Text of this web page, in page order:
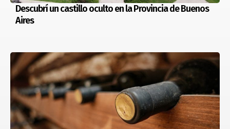
Descubrí un castillo oculto en la Provincia de Buenos
Aires